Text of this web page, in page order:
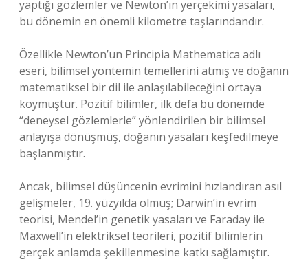
yaptığı gözlemler ve Newton’ın yerçekimi yasaları,
bu dönemin en önemli kilometre taşlarındandır.
Özellikle Newton’un Principia Mathematica adlı
eseri, bilimsel yöntemin temellerini atmış ve doğanın
matematiksel bir dil ile anlaşılabileceğini ortaya
koymuştur. Pozitif bilimler, ilk defa bu dönemde
“deneysel gözlemlerle” yönlendirilen bir bilimsel
anlayışa dönüşmüş, doğanın yasaları keşfedilmeye
başlanmıştır.
Ancak, bilimsel düşüncenin evrimini hızlandıran asıl
gelişmeler, 19. yüzyılda olmuş; Darwin’in evrim
teorisi, Mendel’in genetik yasaları ve Faraday ile
Maxwell’in elektriksel teorileri, pozitif bilimlerin
gerçek anlamda şekillenmesine katkı sağlamıştır.